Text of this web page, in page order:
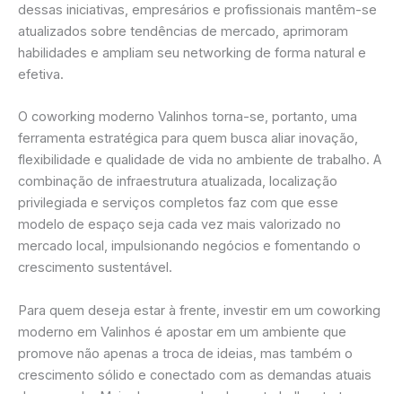
dessas iniciativas, empresários e profissionais mantêm-se
atualizados sobre tendências de mercado, aprimoram
habilidades e ampliam seu networking de forma natural e
efetiva.
O coworking moderno Valinhos torna-se, portanto, uma
ferramenta estratégica para quem busca aliar inovação,
flexibilidade e qualidade de vida no ambiente de trabalho. A
combinação de infraestrutura atualizada, localização
privilegiada e serviços completos faz com que esse
modelo de espaço seja cada vez mais valorizado no
mercado local, impulsionando negócios e fomentando o
crescimento sustentável.
Para quem deseja estar à frente, investir em um coworking
moderno em Valinhos é apostar em um ambiente que
promove não apenas a troca de ideias, mas também o
crescimento sólido e conectado com as demandas atuais